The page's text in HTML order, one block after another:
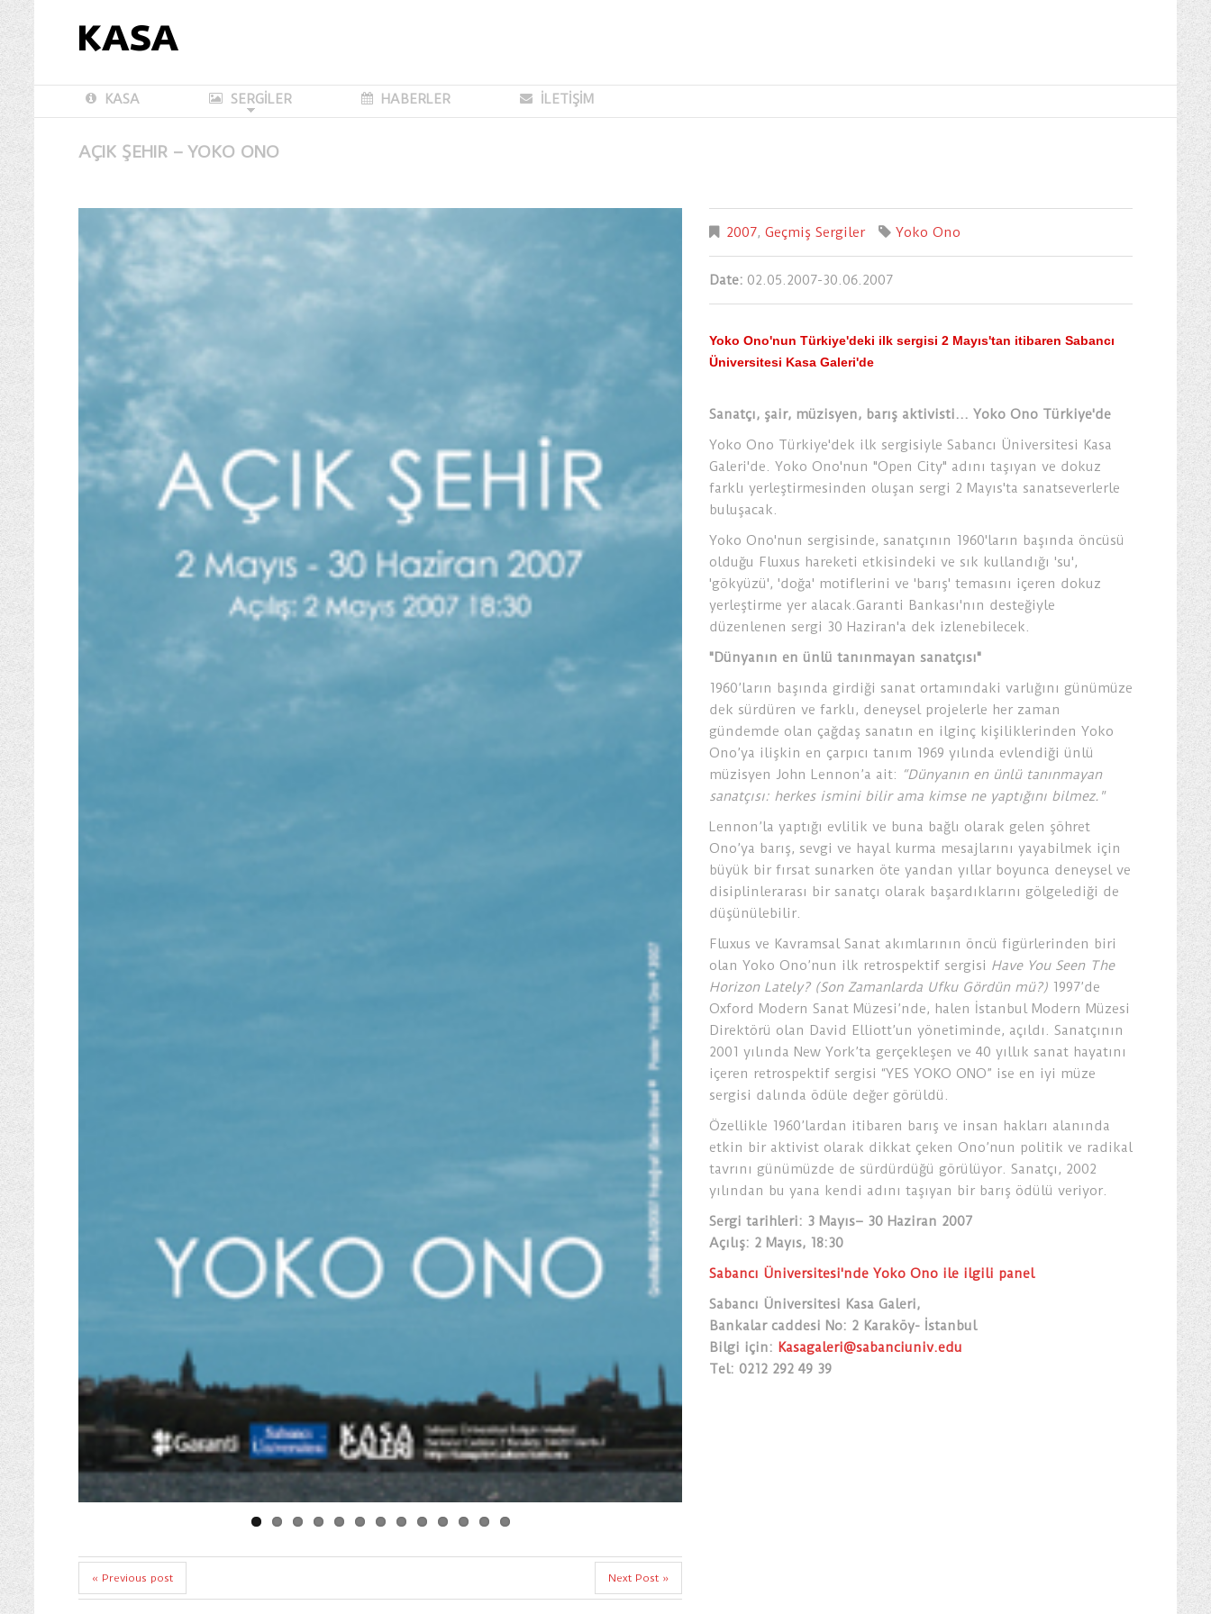
KASA SERGİLER HABERLER İLETİŞİM
AÇIK ŞEHIR – YOKO ONO
« Previous post Next Post »
2007, Geçmiş Sergiler Yoko Ono
Date: 02.05.2007-30.06.2007
Yoko Ono'nun Türkiye'deki ilk sergisi 2 Mayıs'tan itibaren Sabancı
Üniversitesi Kasa Galeri'de
Sanatçı, şair, müzisyen, barış aktivisti... Yoko Ono Türkiye'de
Yoko Ono Türkiye'dek ilk sergisiyle Sabancı Üniversitesi Kasa
Galeri'de. Yoko Ono'nun "Open City" adını taşıyan ve dokuz
farklı yerleştirmesinden oluşan sergi 2 Mayıs'ta sanatseverlerle
buluşacak.
Yoko Ono'nun sergisinde, sanatçının 1960'ların başında öncüsü
olduğu Fluxus hareketi etkisindeki ve sık kullandığı 'su',
'gökyüzü', 'doğa' motiflerini ve 'barış' temasını içeren dokuz
yerleştirme yer alacak.Garanti Bankası'nın desteğiyle
düzenlenen sergi 30 Haziran'a dek izlenebilecek.
"Dünyanın en ünlü tanınmayan sanatçısı"
1960’ların başında girdiği sanat ortamındaki varlığını günümüze
dek sürdüren ve farklı, deneysel projelerle her zaman
gündemde olan çağdaş sanatın en ilginç kişiliklerinden Yoko
Ono’ya ilişkin en çarpıcı tanım 1969 yılında evlendiği ünlü
müzisyen John Lennon’a ait: “Dünyanın en ünlü tanınmayan
sanatçısı: herkes ismini bilir ama kimse ne yaptığını bilmez."
Lennon’la yaptığı evlilik ve buna bağlı olarak gelen şöhret
Ono’ya barış, sevgi ve hayal kurma mesajlarını yayabilmek için
büyük bir fırsat sunarken öte yandan yıllar boyunca deneysel ve
disiplinlerarası bir sanatçı olarak başardıklarını gölgelediği de
düşünülebilir.
Fluxus ve Kavramsal Sanat akımlarının öncü figürlerinden biri
olan Yoko Ono’nun ilk retrospektif sergisi Have You Seen The
Horizon Lately? (Son Zamanlarda Ufku Gördün mü?) 1997’de
Oxford Modern Sanat Müzesi’nde, halen İstanbul Modern Müzesi
Direktörü olan David Elliott’un yönetiminde, açıldı. Sanatçının
2001 yılında New York’ta gerçekleşen ve 40 yıllık sanat hayatını
içeren retrospektif sergisi “YES YOKO ONO” ise en iyi müze
sergisi dalında ödüle değer görüldü.
Özellikle 1960’lardan itibaren barış ve insan hakları alanında
etkin bir aktivist olarak dikkat çeken Ono’nun politik ve radikal
tavrını günümüzde de sürdürdüğü görülüyor. Sanatçı, 2002
yılından bu yana kendi adını taşıyan bir barış ödülü veriyor.
Sergi tarihleri: 3 Mayıs– 30 Haziran 2007
Açılış: 2 Mayıs, 18:30
Sabancı Üniversitesi'nde Yoko Ono ile ilgili panel
Sabancı Üniversitesi Kasa Galeri,
Bankalar caddesi No: 2 Karaköy- İstanbul
Bilgi için: Kasagaleri@sabanciuniv.edu
Tel: 0212 292 49 39